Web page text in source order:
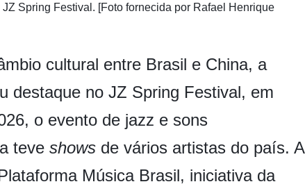
Spring Festival. [Foto fornecida por Rafael Henrique
cultural entre Brasil e China, a
destaque no JZ Spring Festival, em
o evento de jazz e sons
teve shows de vários artistas do país. A
Música Brasil, iniciativa da